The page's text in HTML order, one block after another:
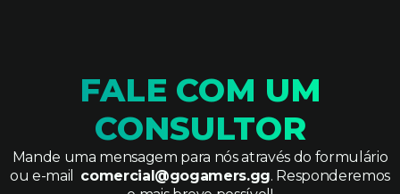
FALE COM UM
CONSULTOR
Mande uma mensagem para nós através do formulário
ou e-mail comercial@gogamers.gg. Responderemos